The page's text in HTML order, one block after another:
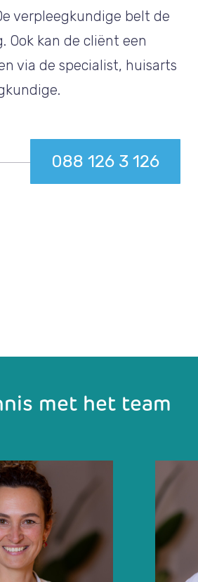
verpleegkundige belt de
Ook kan de cliënt een
via de specialist, huisarts
088 126 3 126
met het team